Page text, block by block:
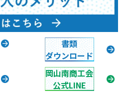
書類
ダウンロード
岡山南商工会
公式LINE